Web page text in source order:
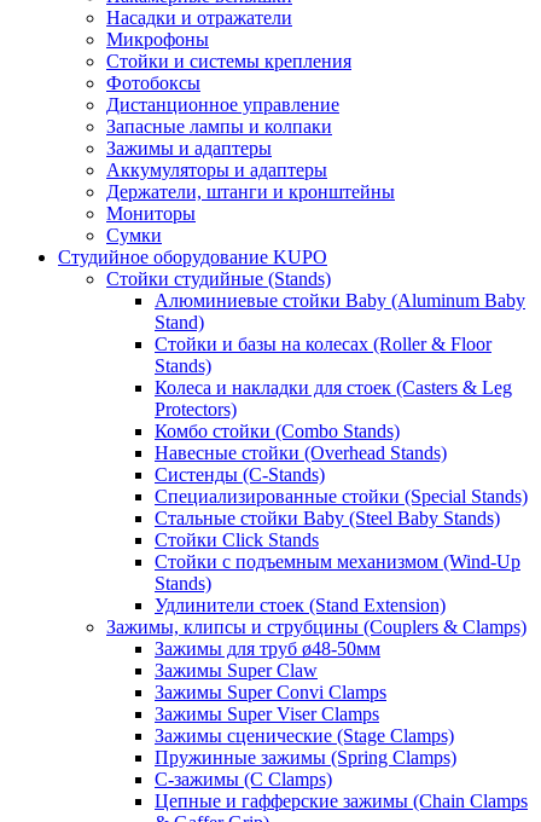
Насадки и отражатели
Микрофоны
Стойки и системы крепления
Фотобоксы
Дистанционное управление
Запасные лампы и колпаки
Зажимы и адаптеры
Аккумуляторы и адаптеры
Держатели, штанги и кронштейны
Мониторы
Сумки
Студийное оборудование KUPO
Стойки студийные (Stands)
Алюминиевые стойки Baby (Aluminum Baby
Stand)
Стойки и базы на колесах (Roller & Floor
Stands)
Колеса и накладки для стоек (Casters & Leg
Protectors)
Комбо стойки (Combo Stands)
Навесные стойки (Overhead Stands)
Систенды (C-Stands)
Специализированные стойки (Special Stands)
Стальные стойки Baby (Steel Baby Stands)
Стойки Click Stands
Стойки с подъемным механизмом (Wind-Up
Stands)
Удлинители стоек (Stand Extension)
Зажимы, клипсы и струбцины (Couplers & Clamps)
Зажимы для труб ø48-50мм
Зажимы Super Claw
Зажимы Super Convi Clamps
Зажимы Super Viser Clamps
Зажимы сценические (Stage Clamps)
Пружинные зажимы (Spring Clamps)
С-зажимы (C Clamps)
Цепные и гафферские зажимы (Chain Clamps